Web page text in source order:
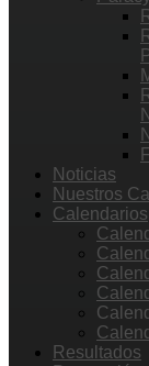
Noticias
Nuestros
Calendarios
Resultados